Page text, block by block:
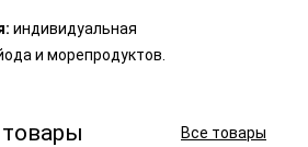
индивидуальная
и морепродуктов.
Все товары